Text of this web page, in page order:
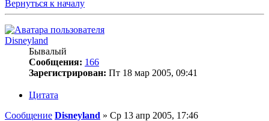
Вернуться к началу
Disneyland
Бывалый
Сообщения: 166
Зарегистрирован: Пт 18 мар 2005, 09:41
Цитата
Сообщение Disneyland » Ср 13 апр 2005, 17:46